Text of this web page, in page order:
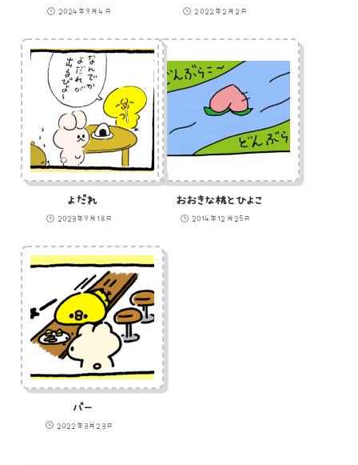
2024年9月4日 2022年2月2日
よだれ
2023年9月18日
おおきな桃とひよこ
2014年12月25日
バー
2022年3月23日